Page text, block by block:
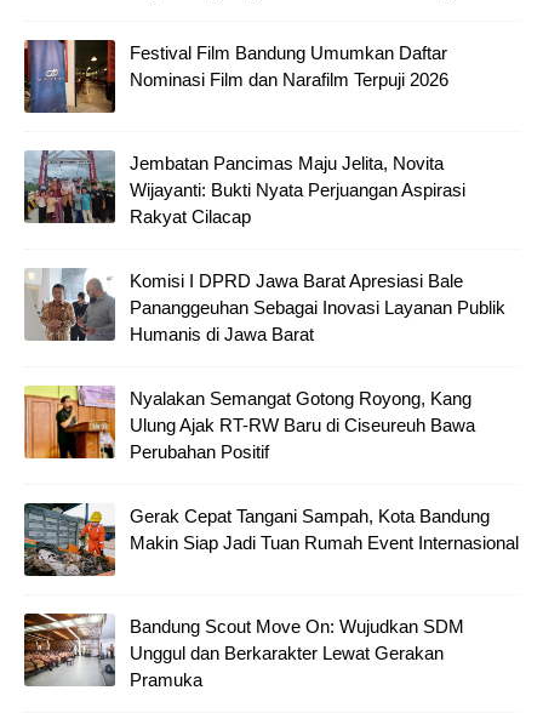
Festival Film Bandung Umumkan Daftar
Nominasi Film dan Narafilm Terpuji 2026
Jembatan Pancimas Maju Jelita, Novita
Wijayanti: Bukti Nyata Perjuangan Aspirasi
Rakyat Cilacap
Komisi I DPRD Jawa Barat Apresiasi Bale
Pananggeuhan Sebagai Inovasi Layanan Publik
Humanis di Jawa Barat
Nyalakan Semangat Gotong Royong, Kang
Ulung Ajak RT-RW Baru di Ciseureuh Bawa
Perubahan Positif
Gerak Cepat Tangani Sampah, Kota Bandung
Makin Siap Jadi Tuan Rumah Event Internasional
Bandung Scout Move On: Wujudkan SDM
Unggul dan Berkarakter Lewat Gerakan
Pramuka